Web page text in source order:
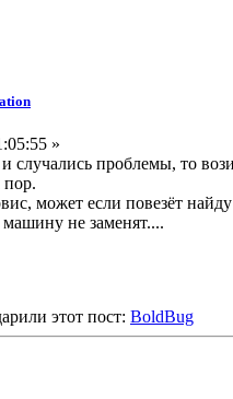
»
случались проблемы, то
пор.
может если повезёт
машину не заменят....
этот пост: BoldBug